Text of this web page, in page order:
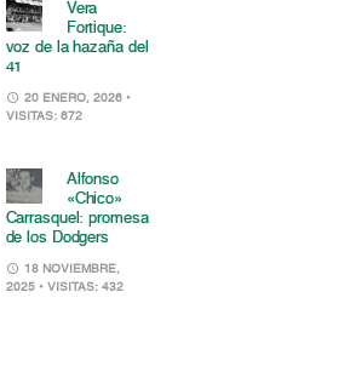
Vera
Fortique:
voz de la hazaña del
41
20 ENERO, 2026 •
VISITAS: 672
Alfonso
«Chico»
Carrasquel: promesa
de los Dodgers
18 NOVIEMBRE,
2025 • VISITAS: 432